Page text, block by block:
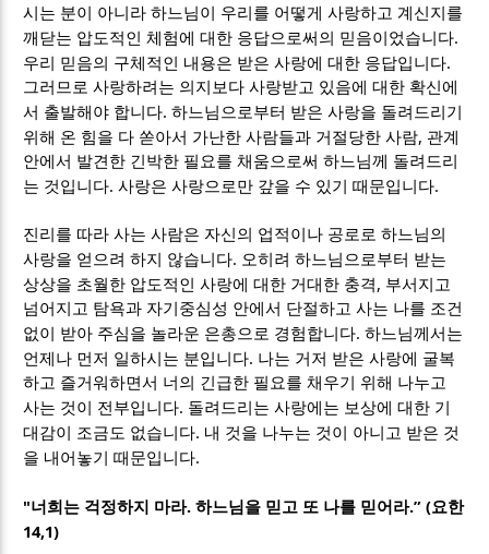
시는 분이 아니라 하느님이 우리를 어떻게 사랑하고 계신지를
깨닫는 압도적인 체험에 대한 응답으로써의 믿음이었습니다.
우리 믿음의 구체적인 내용은 받은 사랑에 대한 응답입니다.
그러므로 사랑하려는 의지보다 사랑받고 있음에 대한 확신에
서 출발해야 합니다.하느님으로부터 받은 사랑을 돌려드리기
위해 온 힘을 다 쏟아서 가난한 사람들과 거절당한 사람, 관계
안에서 발견한 긴박한 필요를 채움으로써 하느님께 돌려드리
는 것입니다.사랑은 사랑으로만 갚을 수 있기 때문입니다.
진리를 따라 사는 사람은 자신의 업적이나 공로로 하느님의
사랑을 얻으려 하지 않습니다. 오히려 하느님으로부터 받는
상상을 초월한 압도적인 사랑에 대한 거대한 충격, 부서지고
넘어지고 탐욕과 자기중심성 안에서 단절하고 사는 나를 조건
없이 받아 주심을 놀라운 은총으로 경험합니다.하느님께서는
언제나 먼저 일하시는 분입니다. 나는 거저 받은 사랑에 굴복
하고 즐거워하면서 너의 긴급한 필요를 채우기 위해 나누고
사는 것이 전부입니다. 돌려드리는 사랑에는 보상에 대한 기
대감이 조금도 없습니다. 내 것을 나누는 것이 아니고 받은 것
을 내어놓기 때문입니다.
"너희는 걱정하지 마라.하느님을 믿고 또 나를 믿어라.” (요한
14,1)